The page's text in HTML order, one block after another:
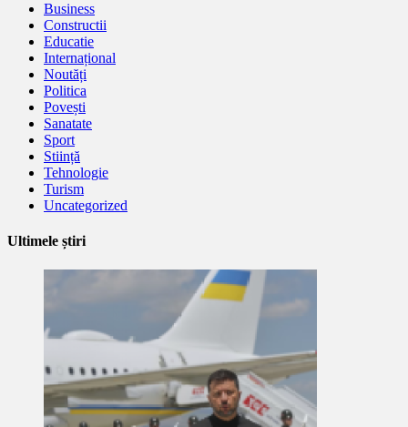
Business
Constructii
Educatie
Internațional
Noutăți
Politica
Povești
Sanatate
Sport
Stiință
Tehnologie
Turism
Uncategorized
Ultimele știri